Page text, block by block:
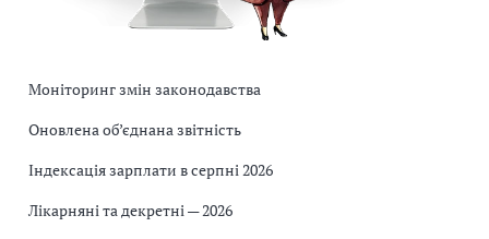
Моніторинг змін законодавства
Оновлена об’єднана звітність
Індексація зарплати в серпні 2026
Лікарняні та декретні — 2026